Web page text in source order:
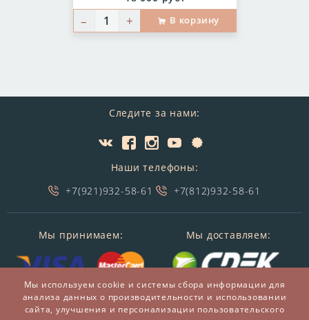
– + В корзину
Следите за нами:
Наши телефоны:
+7(921)932-58-61
+7(812)932-58-61
Мы принимаем: Мы доставляем:
Мы используем cookie и системы сбора информации для
анализа данных о производительности и использовании
сайта, улучшения и персонализации пользовательского